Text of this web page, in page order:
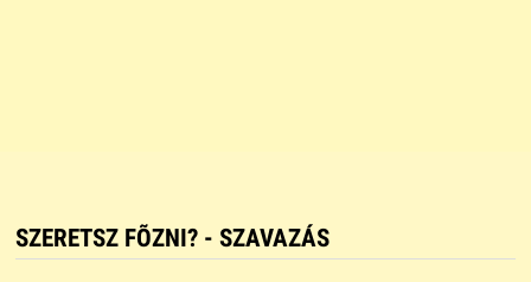
SZERETSZ FÕZNI? - SZAVAZÁS